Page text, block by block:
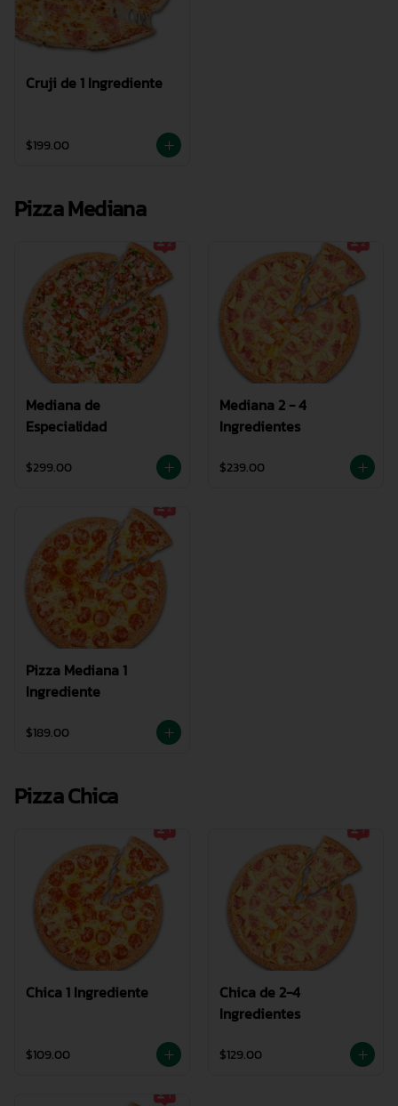
Cruji de 1 Ingrediente
$199.00
Pizza Mediana
Mediana de
Especialidad
$299.00
Mediana 2 - 4
Ingredientes
$239.00
Pizza Mediana 1
Ingrediente
$189.00
Pizza Chica
Chica 1 Ingrediente
$109.00
Chica de 2-4
Ingredientes
$129.00